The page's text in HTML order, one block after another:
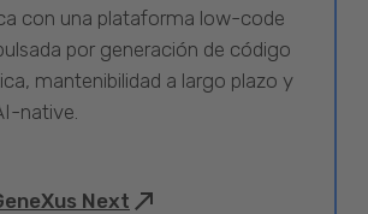
con una plataforma low-code
por generación de código
mantenibilidad a largo plazo y
native.
Next